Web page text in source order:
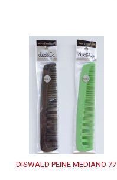
DISWALD PEINE MEDIANO 77